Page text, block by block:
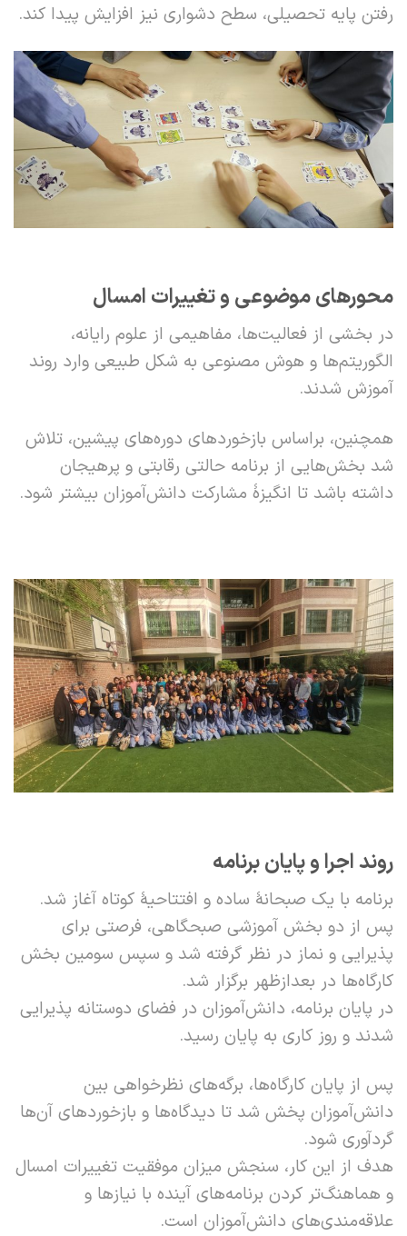
رفتن پایه تحصیلی، سطح دشواری نیز افزایش پیدا کند.
محورهای موضوعی و تغییرات امسال
در بخشی از فعالیت‌ها، مفاهیمی از علوم رایانه،
الگوریتم‌ها و هوش مصنوعی به شکل طبیعی وارد روند
آموزش شدند.
همچنین، براساس بازخوردهای دوره‌های پیشین، تلاش
شد بخش‌هایی از برنامه حالتی رقابتی و پرهیجان
داشته باشد تا انگیزۀ مشارکت دانش‌آموزان بیشتر شود.
روند اجرا و پایان برنامه
برنامه با یک صبحانۀ ساده و افتتاحیۀ کوتاه آغاز شد.
پس از دو بخش آموزشی صبحگاهی، فرصتی برای
پذیرایی و نماز در نظر گرفته شد و سپس سومین بخش
کارگاه‌ها در بعدازظهر برگزار شد.
در پایان برنامه، دانش‌آموزان در فضای دوستانه پذیرایی
شدند و روز کاری به پایان رسید.
پس از پایان کارگاه‌ها، برگه‌های نظرخواهی بین
دانش‌آموزان پخش شد تا دیدگاه‌ها و بازخوردهای آن‌ها
گردآوری شود.
هدف از این کار، سنجش میزان موفقیت تغییرات امسال
و هماهنگ‌تر کردن برنامه‌های آینده با نیازها و
علاقه‌مندی‌های دانش‌آموزان است.